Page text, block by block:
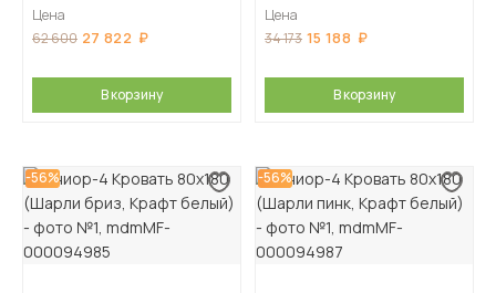
Цена
62 600 27 822
В корзину
Цена
34 173 15 188
В корзину
-56% -56%